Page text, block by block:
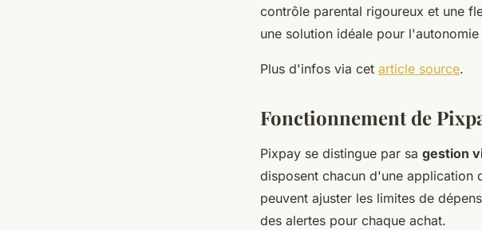
contrôle parental rigoureux et une
une solution idéale pour
Plus d'infos via cet article source.
Fonctionnement de
Pixpay se distingue par sa gestion
disposent chacun d'une application
peuvent ajuster les limites de
des alertes pour chaque achat.